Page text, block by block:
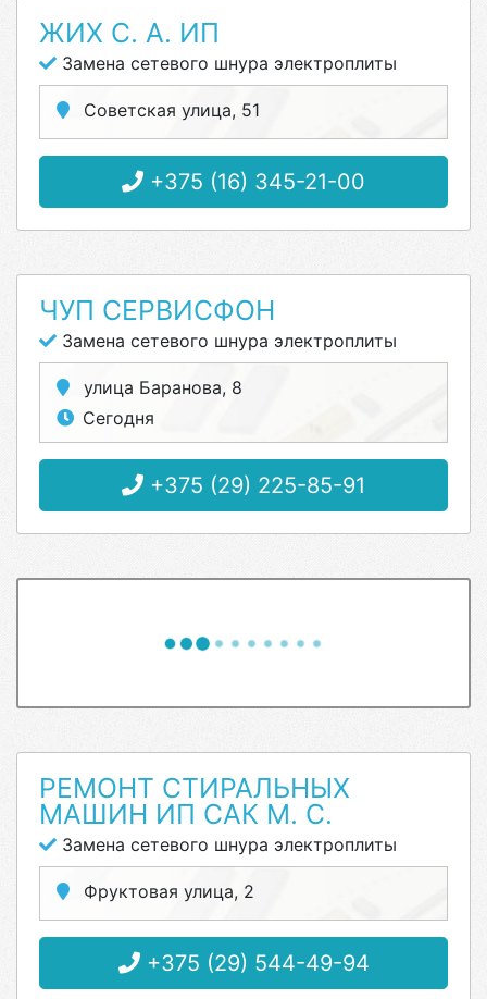
ЖИХ С. А. ИП
Замена сетевого шнура электроплиты
Советская улица, 51
+375 (16) 345-21-00
ЧУП СЕРВИСФОН
Замена сетевого шнура электроплиты
улица Баранова, 8
Сегодня
+375 (29) 225-85-91
РЕМОНТ СТИРАЛЬНЫХ
МАШИН ИП САК М. С.
Замена сетевого шнура электроплиты
Фруктовая улица, 2
+375 (29) 544-49-94